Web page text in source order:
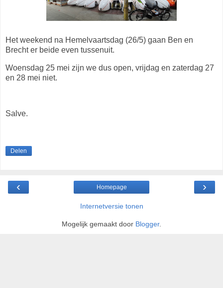
Het weekend na Hemelvaartsdag (26/5) gaan Ben en
Brecht er beide even tussenuit.
Woensdag 25 mei zijn we dus open, vrijdag en zaterdag 27
en 28 mei niet.
Salve.
Delen
‹ ›
Homepage
Internetversie tonen
Mogelijk gemaakt door Blogger.